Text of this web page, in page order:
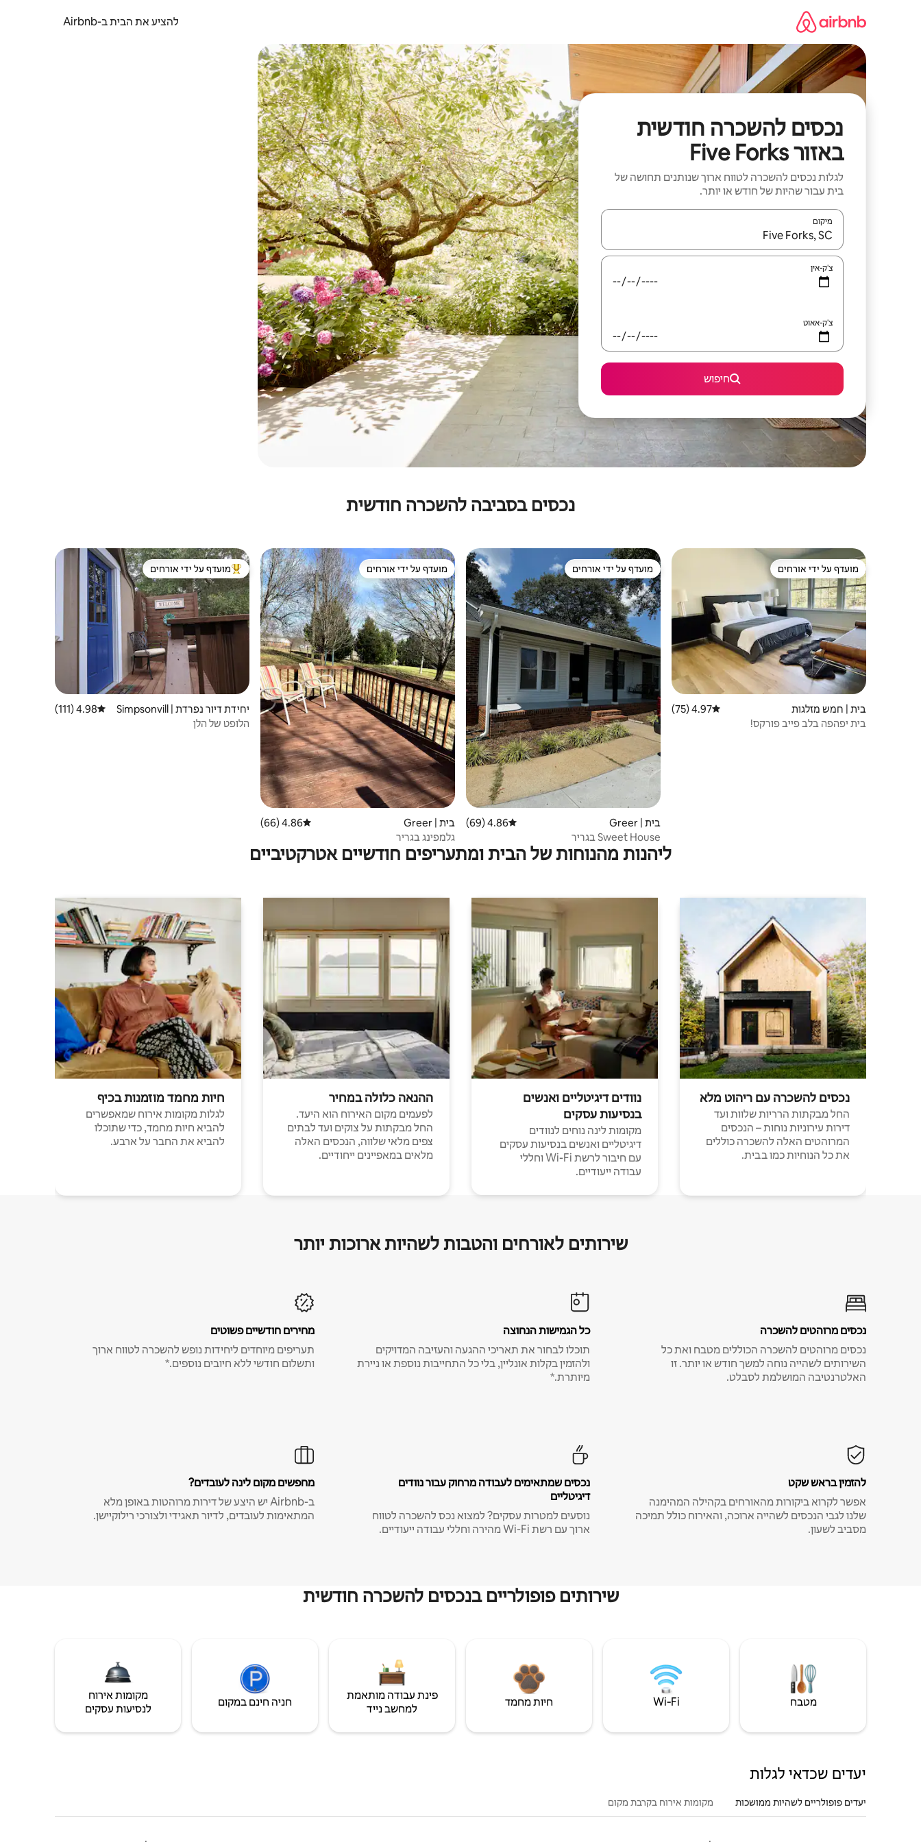
להציע את הבית ב-Airbnb
נכסים להשכרה חודשית
באזור Five Forks
לגלות נכסים להשכרה לטווח ארוך שנותנים תחושה של
בית עבור שהיות של חודש או יותר.
מיקום
כאשר התוצאות יהיו זמינות, יש לנווט עם מקשי החיצים למעלה ולמטה או לעיין בעזרת תנועות מגע או החלקה.
צ'ק-אין
צ'ק-אאוט
חיפוש
נכסים בסביבה להשכרה חודשית
מועדף על ידי אורחים
מועדף על ידי אורחים
בית | חמש מזלגות דירוג ממוצע של 4.97 מתוך 5, 75 ביקורות
4.97 (75)
בית יפהפה בלב פייב פורקס!
מועדף על ידי אורחים
מועדף על ידי אורחים
בית | Greer דירוג ממוצע של 4.86 מתוך 5, 69 ביקורות
4.86 (69)
Sweet House בגריר
מועדף על ידי אורחים
מועדף על ידי אורחים
בית | Greer דירוג ממוצע של 4.86 מתוך 5, 66 ביקורות
4.86 (66)
גלמפינג בגריר
מוביל בקרב נכסים מועדפים על ידי אורחים
מועדף על ידי אורחים
יחידת דיור נפרדת | Simpsonvill
e
דירוג ממוצע של 4.98 מתוך 5, 111 ביקורות
4.98 (111)
הלופט של הלן
ליהנות מהנוחות של הבית ומתעריפים חודשיים אטרקטיביים
נכסים להשכרה עם ריהוט מלא
החל מבקתות הרריות שלוות ועד
דירות עירוניות נוחות – הנכסים
המרוהטים האלה להשכרה כוללים
את כל הנוחיות כמו בבית.
נוודים דיגיטליים ואנשים
בנסיעות עסקים
מקומות לינה נוחים לנוודים
דיגיטליים ואנשים בנסיעות עסקים
עם חיבור לרשת Wi-Fi וחללי
עבודה ייעודיים.
ההנאה כלולה במחיר
לפעמים מקום האירוח הוא היעד.
החל מבקתות על צוקים ועד לבתים
צפים מלאי שלווה, הנכסים האלה
מלאים במאפיינים ייחודיים.
חיות מחמד מוזמנות בכיף
לגלות מקומות אירוח שמאפשרים
להביא חיות מחמד, כדי שתוכלו
להביא את החבר על ארבע.
שירותים לאורחים והטבות לשהיות ארוכות יותר
נכסים מרוהטים להשכרה
נכסים מרוהטים להשכרה הכוללים מטבח ואת כל
השירותים לשהייה נוחה למשך חודש או יותר. זו
האלטרנטיבה המושלמת לסבלט.
כל הגמישות הנחוצה
תוכלו לבחור את תאריכי ההגעה והעזיבה המדויקים
ולהזמין בקלות אונליין, בלי כל התחייבות נוספת או ניירת
מיותרת.*
מחירים חודשיים פשוטים
תעריפים מיוחדים ליחידות נופש להשכרה לטווח ארוך
ותשלום חודשי ללא חיובים נוספים.*
להזמין בראש שקט
אפשר לקרוא ביקורות מהאורחים בקהילה המהימנה
שלנו לגבי הנכסים לשהייה ארוכה, והאירוח כולל תמיכה
מסביב לשעון.
נכסים שמתאימים לעבודה מרחוק עבור נוודים
דיגיטליים
נוסעים למטרות עסקים? למצוא נכס להשכרה לטווח
ארוך עם רשת Wi-Fi מהירה וחללי עבודה ייעודיים.
מחפשים מקום לינה לעובדים?
ב-Airbnb יש היצע של דירות מרוהטות באופן מלא
המתאימות לעובדים, לדיור תאגידי ולצורכי רילוקיישן.
שירותים פופולריים בנכסים להשכרה חודשית
מטבח Wi‑Fi חיות מחמד
פינת עבודה מותאמת
למחשב נייד
חניה חינם במקום
מקומות אירוח
לנסיעות עסקים
יעדים שכדאי לגלות
יעדים פופולריים לשהיות ממושכות מקומות אירוח בקרבת מקום